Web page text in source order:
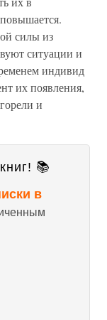
силы из
ситуации и
индивид
их появления,
и
📚
в